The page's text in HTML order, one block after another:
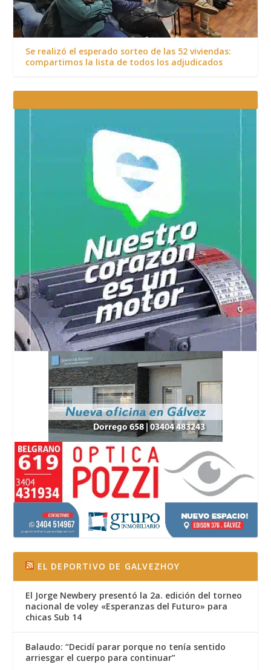
Se realizó el esperado sorteo de las 52 viviendas:
compartimos la lista de todos los adjudicados
EL DEPORTIVO DE GALVEZHOY
El Jorge Newbery presentó la 2a. edición del torneo
nacional de voley «Esperanzas del Futuro» para
chicas Sub 14
Balaudo: “Decidí parar porque no tenía sentido
arriesgar el cuerpo para continuar”